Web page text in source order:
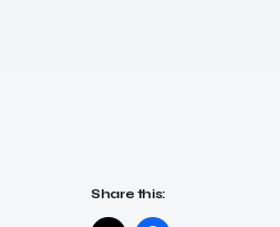
Share this: